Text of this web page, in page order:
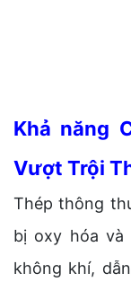
Khả năng
Vượt Trội
Thép thông
bị oxy hóa
không khí,